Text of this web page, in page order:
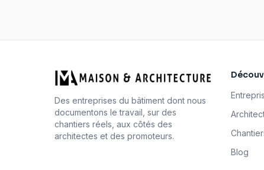
Des entreprises du bâtiment dont nous
documentons le travail, sur des
chantiers réels, aux côtés des
architectes et des promoteurs.
Blog